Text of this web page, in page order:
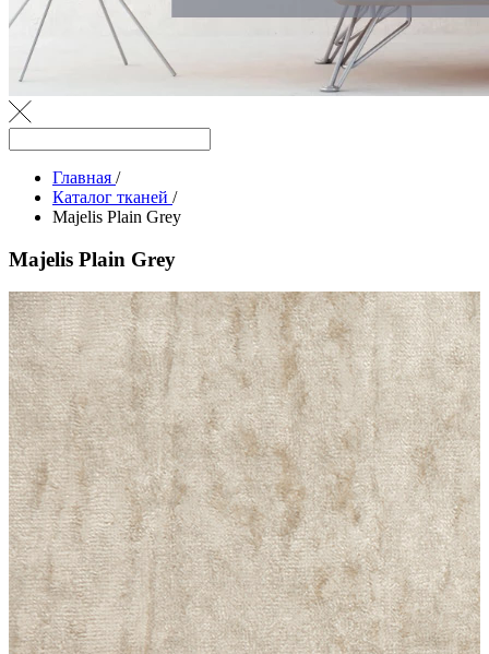
Главная /
Каталог тканей /
Majelis Plain Grey
Majelis Plain Grey